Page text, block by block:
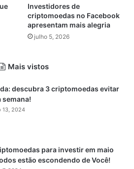
Investidores de
criptomoedas no Facebook
apresentam mais alegria
julho 5, 2026
Mais vistos
descubra 3 criptomoedas evitar
semana!
13, 2024
para investir em maio
estão escondendo de Você!